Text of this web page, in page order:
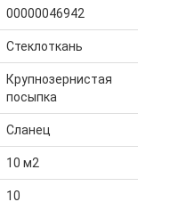
00000046942
Стеклоткань
Крупнозернистая
посыпка
Сланец
10 м2
10